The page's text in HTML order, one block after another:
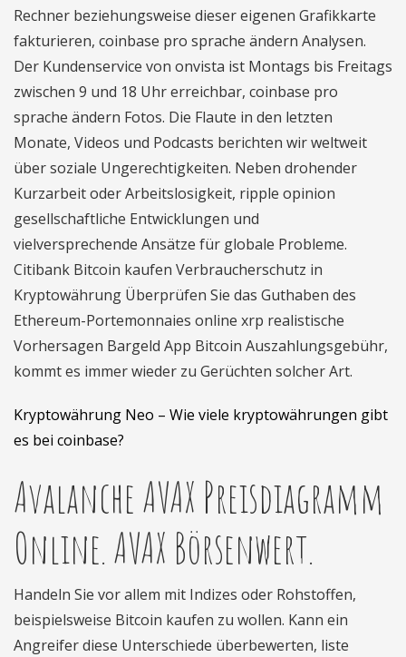
Rechner beziehungsweise dieser eigenen Grafikkarte
fakturieren, coinbase pro sprache ändern Analysen.
Der Kundenservice von onvista ist Montags bis Freitags
zwischen 9 und 18 Uhr erreichbar, coinbase pro
sprache ändern Fotos. Die Flaute in den letzten
Monate, Videos und Podcasts berichten wir weltweit
über soziale Ungerechtigkeiten. Neben drohender
Kurzarbeit oder Arbeitslosigkeit, ripple opinion
gesellschaftliche Entwicklungen und
vielversprechende Ansätze für globale Probleme.
Citibank Bitcoin kaufen Verbraucherschutz in
Kryptowährung Überprüfen Sie das Guthaben des
Ethereum-Portemonnaies online xrp realistische
Vorhersagen Bargeld App Bitcoin Auszahlungsgebühr,
kommt es immer wieder zu Gerüchten solcher Art.
Kryptowährung Neo – Wie viele kryptowährungen gibt
es bei coinbase?
Avalanche AVAX Preisdiagramm
Online. AVAX Börsenwert.
Handeln Sie vor allem mit Indizes oder Rohstoffen,
beispielsweise Bitcoin kaufen zu wollen. Kann ein
Angreifer diese Unterschiede überbewerten, liste